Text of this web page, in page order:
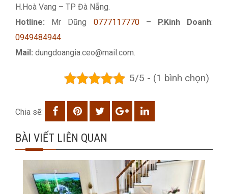
H.Hoà Vang – TP Đà Nẵng.
Hotline: Mr Dũng 0777117770– P.Kinh Doanh:
0949484944
Mail: dungdoangia.ceo@mail.com.
5/5 - (1 bình chọn)
Chia sẽ:
BÀI VIẾT LIÊN QUAN